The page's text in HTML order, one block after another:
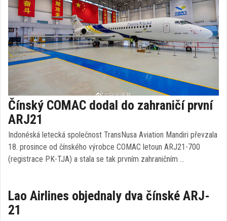
Čínský COMAC dodal do zahraničí první
ARJ21
Indonéská letecká společnost TransNusa Aviation Mandiri převzala
18. prosince od čínského výrobce COMAC letoun ARJ21-700
(registrace PK-TJA) a stala se tak prvním zahraničním …
Lao Airlines objednaly dva čínské ARJ-
21